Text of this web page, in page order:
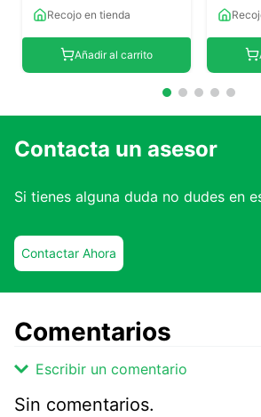
Recojo en tienda
Añadir al carrito
Contacta un asesor
Si tienes alguna duda no dudes en
Contactar Ahora
Comentarios
Escribir un comentario
Sin comentarios.